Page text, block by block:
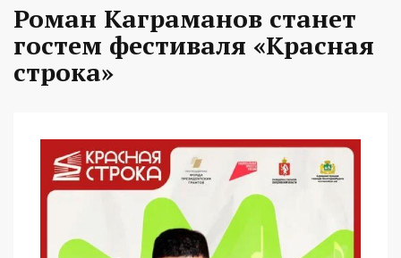
Роман Каграманов станет
гостем фестиваля «Красная
строка»